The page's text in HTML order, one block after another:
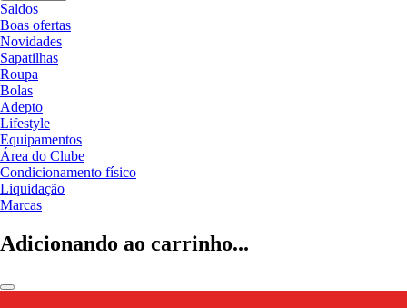
Saldos
Boas ofertas
Novidades
Sapatilhas
Roupa
Bolas
Adepto
Lifestyle
Equipamentos
Área do Clube
Condicionamento físico
Liquidação
Marcas
Adicionando ao carrinho...